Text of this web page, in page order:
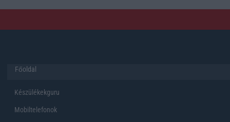
Főoldal
Készülékekguru
Mobiltelefonok